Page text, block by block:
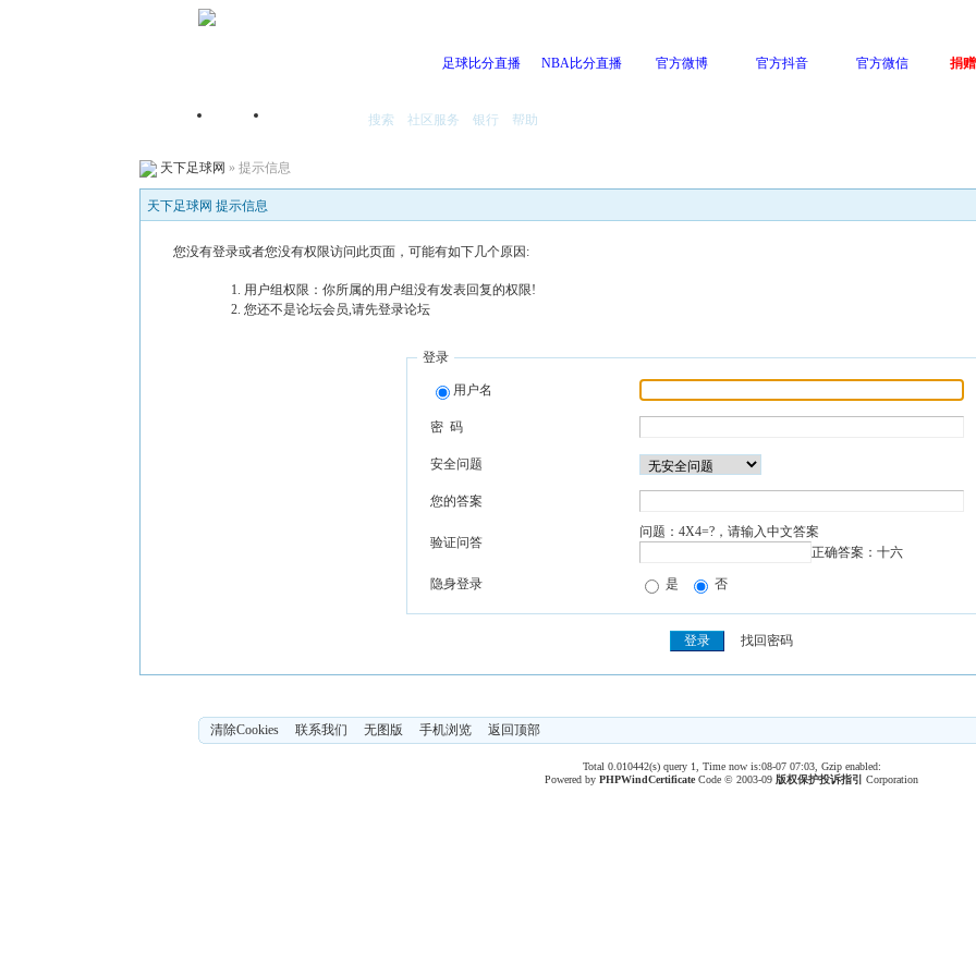
足球比分直播 NBA比分直播 官方微博 官方抖音 官方微信 捐
首页 搜索 社区服务 银行 帮助
天下足球网 » 提示信息
天下足球网 提示信息
您没有登录或者您没有权限访问此页面，可能有如下几个原因:
用户组权限：你所属的用户组没有发表回复的权限!
您还不是论坛会员,请先登录论坛
登录
用户名
密 码
安全问题
您的答案
验证问答
问题：4X4=?，请输入中文答案
正确答案：十六
隐身登录 是 否
找回密码
清除Cookies 联系我们 无图版 手机浏览 返回顶部
Total 0.010442(s) query 1, Time now is:08-07 07:03, Gzip enabled:
Powered byPHPWindCertificate Code © 2003-09版权保护投诉指引 Corporation